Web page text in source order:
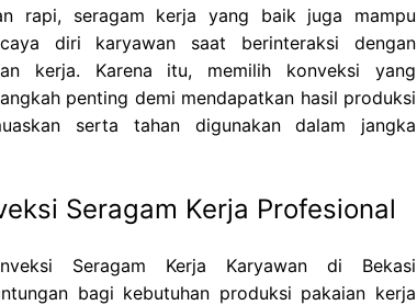
rapi, seragam kerja yang baik juga mampu
diri karyawan saat berinteraksi dengan
kerja. Karena itu, memilih konveksi yang
penting demi mendapatkan hasil produksi
serta tahan digunakan dalam jangka
Seragam Kerja Profesional
Seragam Kerja Karyawan di Bekasi
bagi kebutuhan produksi pakaian kerja